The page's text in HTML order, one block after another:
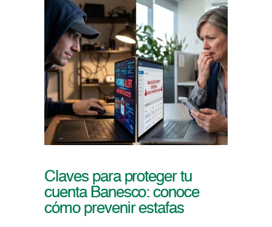
Claves para proteger tu
cuenta Banesco: conoce
cómo prevenir estafas